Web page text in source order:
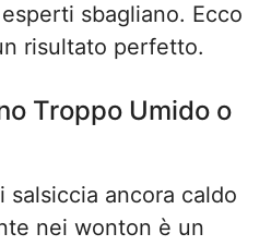
sbagliano. Ecco
risultato perfetto.
Troppo Umido o
ancora caldo
nei wonton è un